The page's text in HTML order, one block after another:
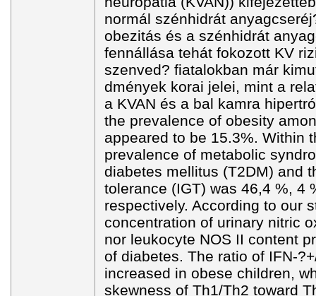
normál szénhidrát
obezitás és a szénhidrát
fennállása tehát fokozott KV
szenved? fiatalokban már
dmények korai jelei, mint a
a KVAN és a bal kamra
the prevalence of obesity
appeared to be 15.3%. Within
prevalence of metabolic
diabetes mellitus (T2DM) and
tolerance (IGT) was 46,4 %, 4
respectively. According to our
concentration of urinary nitric
nor leukocyte NOS II content
of diabetes. The ratio of IFN-
increased in obese children,
skewness of Th1/Th2 toward